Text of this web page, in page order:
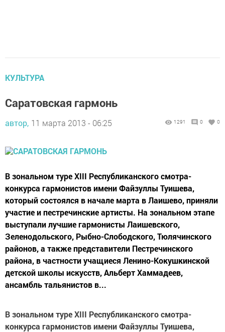
КУЛЬТУРА
Саратовская гармонь
автор, 11 марта 2013 - 06:25 1291 0 0
В зональном туре XIII Республиканского смотра-
конкурса гармонистов имени Файзуллы Туишева,
который состоялся в начале марта в Лаишево, приняли
участие и пестречинские артисты. На зональном этапе
выступали лучшие гармонисты Лаишевского,
Зеленодольского, Рыбно-Слободского, Тюлячинского
районов, а также представители Пестречинского
района, в частности учащиеся Ленино-Кокушкинской
детской школы искусств, Альберт Хаммадеев,
ансамбль тальянистов в...
В зональном туре XIII Республиканского смотра-
конкурса гармонистов имени Файзуллы Туишева,